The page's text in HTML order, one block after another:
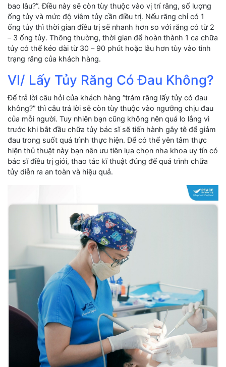
bao lâu?”. Điều này sẽ còn tùy thuộc vào vị trí răng, số lượng
ống tủy và mức độ viêm tủy cần điều trị. Nếu răng chỉ có 1
ống tủy thì thời gian điều trị sẽ nhanh hơn so với răng có từ 2
– 3 ống tủy. Thông thường, thời gian để hoàn thành 1 ca chữa
tủy có thể kéo dài từ 30 – 90 phút hoặc lâu hơn tùy vào tình
trạng răng của khách hàng.
VI/ Lấy Tủy Răng Có Đau Không?
Để trả lời câu hỏi của khách hàng “trám răng lấy tủy có đau
không?” thì câu trả lời sẽ còn tùy thuộc vào ngưỡng chịu đau
của mỗi người. Tuy nhiên bạn cũng không nên quá lo lắng vì
trước khi bắt đầu chữa tủy bác sĩ sẽ tiến hành gây tê để giảm
đau trong suốt quá trình thực hiện. Để có thể yên tâm thực
hiện thủ thuật này bạn nên ưu tiên lựa chọn nha khoa uy tín có
bác sĩ điều trị giỏi, thao tác kĩ thuật đúng để quá trình chữa
tủy diễn ra an toàn và hiệu quả.